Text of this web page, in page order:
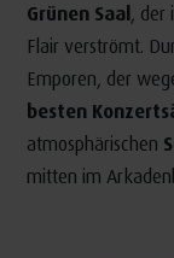
Grünen Saal , der
Flair verströmt.
Emporen, der
besten
atmosphärischen
mitten im